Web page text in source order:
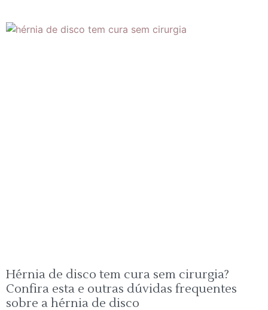
Hérnia de disco tem cura sem cirurgia?
Confira esta e outras dúvidas frequentes
sobre a hérnia de disco